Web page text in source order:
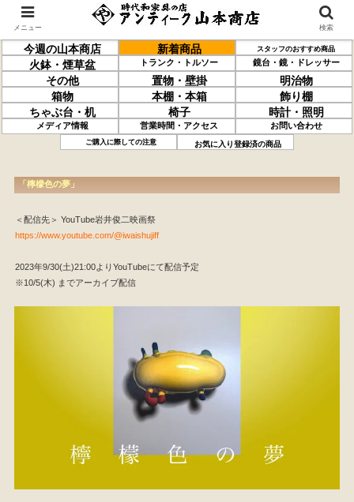
今週の山本商店 新着商品 スタッフのおすすめ商品
火鉢・煙草盆 トランク・トルソー 鏡台・鏡・ドレッサー
その他 置物・壁掛
明治物
箱物
本棚・本箱
飾り棚
ちゃぶ台・机
椅子 時計・照明
メディア情報 営業時間・アクセス お問い合わせ
ご購入に際しての注意 お気に入り登録済の商品
「檸檬色の夢」
＜配信先＞ YouTube岩井俊二映画祭
https://www.youtube.com/@iwaishujiff
2023年9/30(土)21:00よりYouTubeにて配信予定
※10/5(木) までアーカイブ配信
メニュー 検索